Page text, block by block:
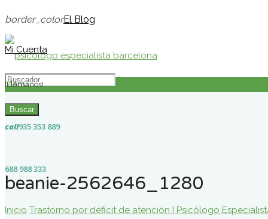
border_colorEl Blog
Mi Cuenta
Buscar
Menú
call935 353 889
688 988 333
¡Llámanos!
beanie-2562646_1280
Inicio Trastorno por déficit de atención | Psicólogo